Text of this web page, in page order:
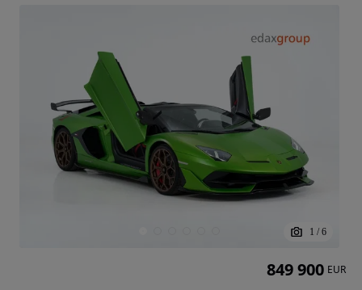
1 / 6
849 900 EUR